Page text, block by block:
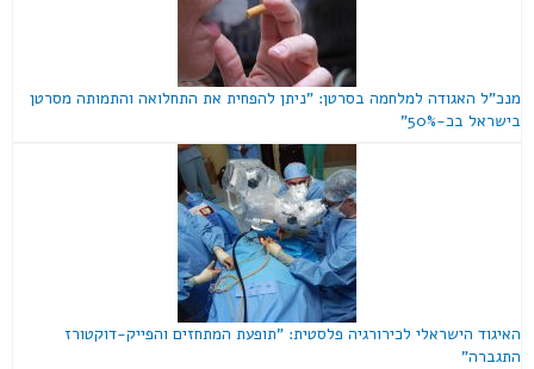
מנכ"ל האגודה למלחמה בסרטן: "ניתן להפחית את התחלואה והתמותה מסרטן
בישראל בכ-50%"
האיגוד הישראלי לכירורגיה פלסטית: "תופעת המתחזים והפייק-דוקטורז
התגברה"